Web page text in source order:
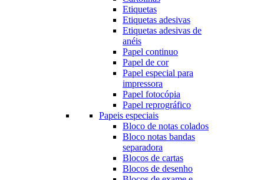
Etiquetas
Etiquetas adesivas
Etiquetas adesivas de
anéis
Papel continuo
Papel de cor
Papel especial para
impressora
Papel fotocópia
Papel reprográfico
Papeis especiais
Bloco de notas colados
Bloco notas bandas
separadora
Blocos de cartas
Blocos de desenho